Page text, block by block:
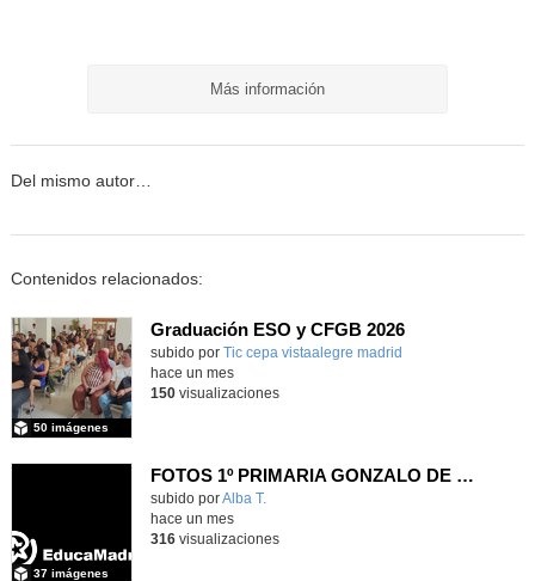
Más información
Del mismo autor…
Contenidos relacionados:
Graduación ESO y CFGB 2026
subido por Tic cepa vistaalegre madrid
50 imágenes
hace un mes
150visualizaciones
FOTOS 1º PRIMARIA GONZALO DE BERCEO
subido porAlba T.
37 imágenes
hace un mes
316visualizaciones